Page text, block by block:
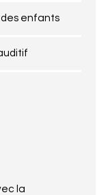
enfants
la